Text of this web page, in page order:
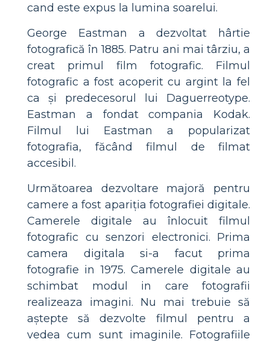
cand este expus la lumina soarelui.
George Eastman a dezvoltat hârtie
fotografică în 1885. Patru ani mai târziu, a
creat primul film fotografic. Filmul
fotografic a fost acoperit cu argint la fel
ca și predecesorul lui Daguerreotype.
Eastman a fondat compania Kodak.
Filmul lui Eastman a popularizat
fotografia, făcând filmul de filmat
accesibil.
Următoarea dezvoltare majoră pentru
camere a fost apariția fotografiei digitale.
Camerele digitale au înlocuit filmul
fotografic cu senzori electronici. Prima
camera digitala si-a facut prima
fotografie in 1975. Camerele digitale au
schimbat modul in care fotografii
realizeaza imagini. Nu mai trebuie să
aștepte să dezvolte filmul pentru a
vedea cum sunt imaginile. Fotografiile